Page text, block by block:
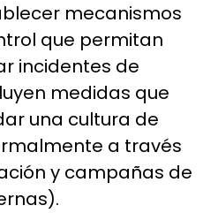
mecanismos
que permitan
incidentes de
medidas que
una cultura de
a través
y campañas de